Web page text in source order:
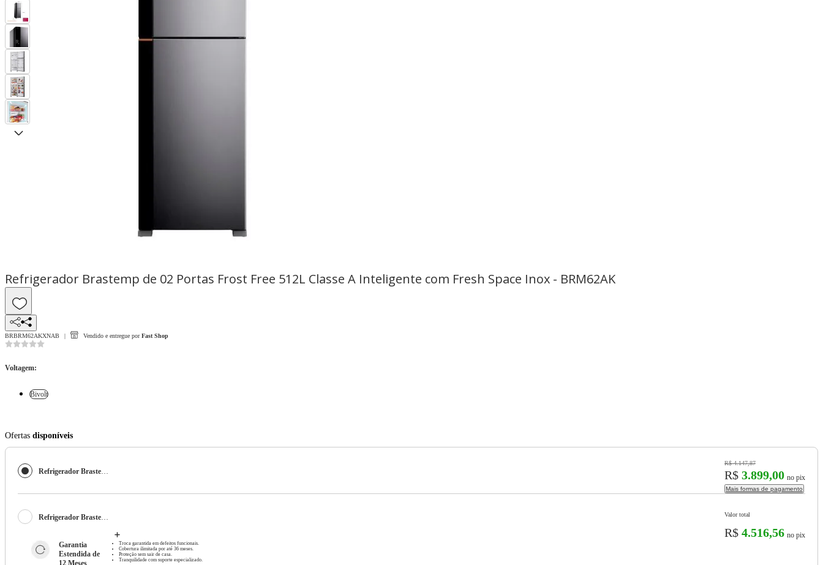
Refrigerador Brastemp de 02 Portas Frost Free 512L Classe A Inteligente com Fresh Space Inox - BRM62AK
BRBRM62AKXNAB Vendido e entregue por Fast Shop
Voltagem:
Bivolt
Ofertas disponíveis
Refrigerador Brastemp de 02 Portas Frost Free 512L Classe A Inteligente com Fresh Space Inox - BRM62AK
R$ 4.147,87
R$ 3.899,00 no pix
Mais formas de pagamento
Refrigerador Brastemp de 02 Portas Frost Free 512L Classe A Inteligente com Fresh Space Inox - BRM62AK
Garantia
Estendida de
Troca garantida em defeitos funcionais.
Cobertura ilimitada por até 36 meses.
Proteção sem sair de casa.
Tranquilidade com suporte especializado.
Valor total
R$ 4.516,56 no pix